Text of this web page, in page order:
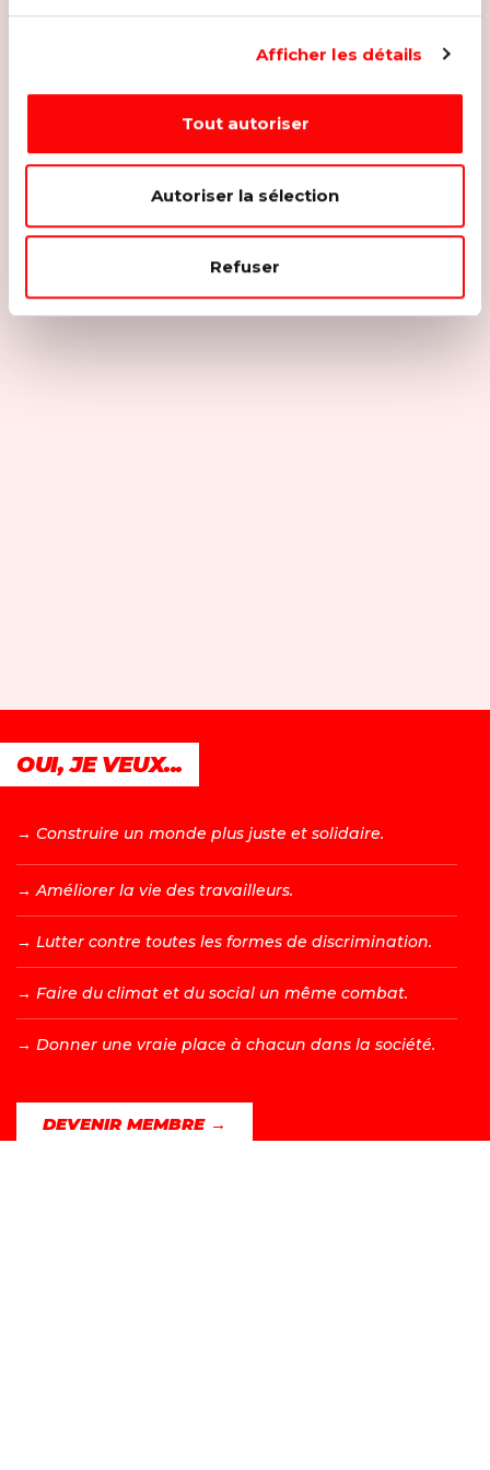
Afficher les détails
Tout autoriser
Autoriser la sélection
Refuser
OUI, JE VEUX...
→ Construire un monde plus juste et solidaire.
→ Améliorer la vie des travailleurs.
→ Lutter contre toutes les formes de discrimination.
→ Faire du climat et du social un même combat.
→ Donner une vraie place à chacun dans la société.
DEVENIR MEMBRE →